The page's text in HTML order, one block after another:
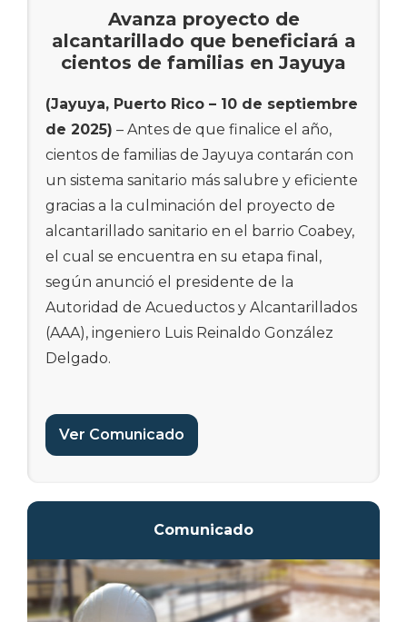
Avanza proyecto de
alcantarillado que beneficiará a
cientos de familias en Jayuya
(Jayuya, Puerto Rico – 10 de septiembre
de 2025) – Antes de que finalice el año,
cientos de familias de Jayuya contarán con
un sistema sanitario más salubre y eficiente
gracias a la culminación del proyecto de
alcantarillado sanitario en el barrio Coabey,
el cual se encuentra en su etapa final,
según anunció el presidente de la
Autoridad de Acueductos y Alcantarillados
(AAA), ingeniero Luis Reinaldo González
Delgado.
progreso físico y cuya conclusión se espera
para noviembre, constituye una obra
Además, forma parte de los planes
servicio confiable y de calidad a las
comunidades.
Ver Comunicado
Comunicado